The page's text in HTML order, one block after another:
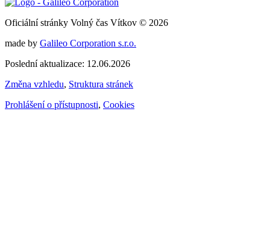
Oficiální stránky Volný čas Vítkov © 2026
made by Galileo Corporation s.r.o.
Poslední aktualizace: 12.06.2026
Změna vzhledu, Struktura stránek
Prohlášení o přístupnosti, Cookies